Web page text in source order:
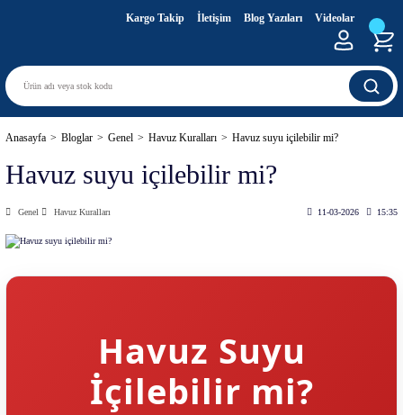
Kargo Takip İletişim Blog Yazıları Videolar
Anasayfa Bloglar Genel Havuz Kuralları Havuz suyu içilebilir mi?
Havuz suyu içilebilir mi?
Genel Havuz Kuralları 11-03-2026 15:35
Havuz Suyu
İçilebilir mi?